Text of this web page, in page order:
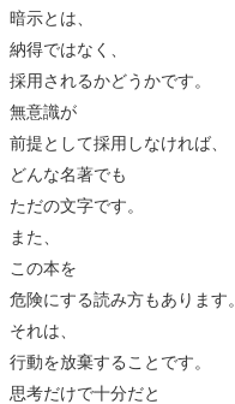
暗示とは、
納得ではなく、
採用されるかどうかです。
無意識が
前提として採用しなければ、
どんな名著でも
ただの文字です。
また、
この本を
危険にする読み方もあります。
それは、
行動を放棄することです。
思考だけで十分だと